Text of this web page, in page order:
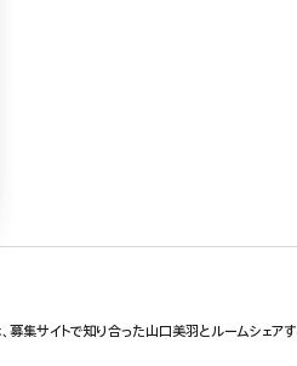
集サイトで知り合った山口美羽とルームシェ